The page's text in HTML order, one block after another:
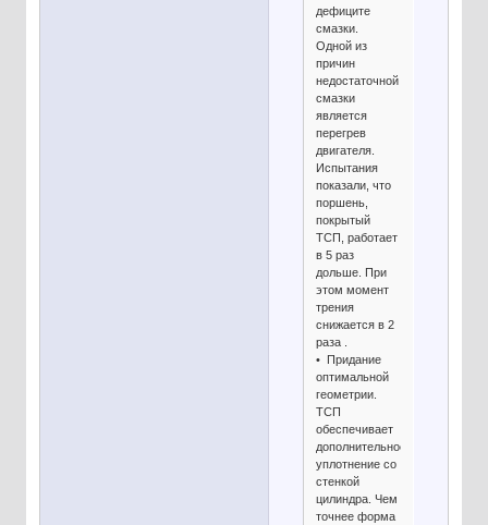
дефиците
смазки.
Одной из
причин
недостаточной
смазки
является
перегрев
двигателя.
Испытания
показали, что
поршень,
покрытый
ТСП, работает
в 5 раз
дольше. При
этом момент
трения
снижается в 2
раза .
• Придание
оптимальной
геометрии.
ТСП
обеспечивает
дополнительное
уплотнение со
стенкой
цилиндра. Чем
точнее форма